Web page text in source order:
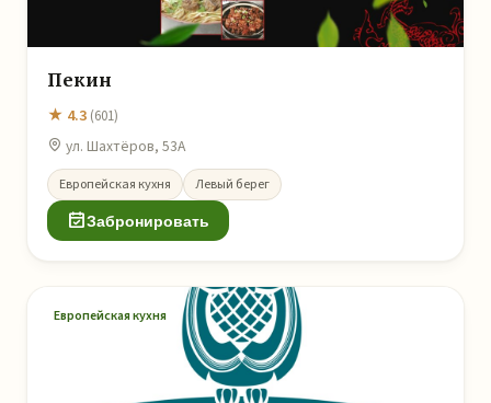
Пекин
★ 4.3 (601)
ул. Шахтёров, 53А
Европейская кухня Левый берег
Забронировать
Европейская кухня